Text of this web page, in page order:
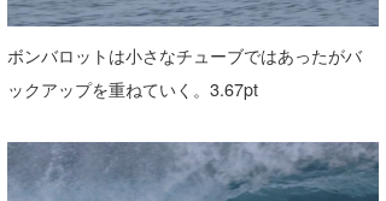
ボンバロットは小さなチューブではあったがバ
ックアップを重ねていく。3.67pt
小川予報士
上條将美